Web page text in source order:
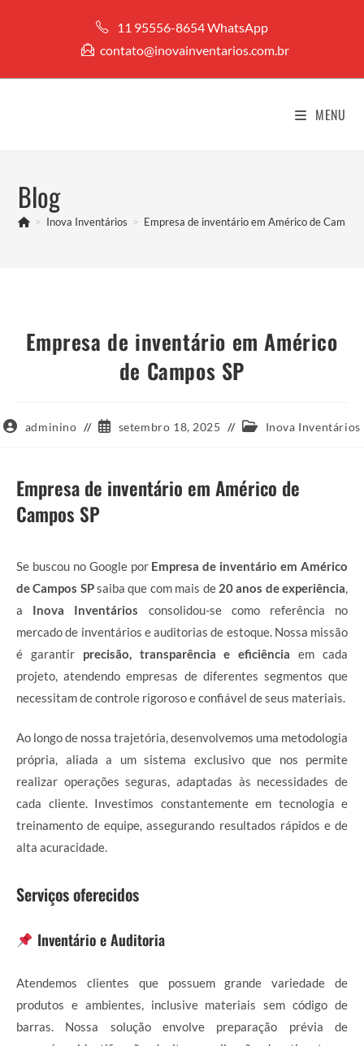
11 95556-8654 WhatsApp
contato@inovainventarios.com.br
MENU
Blog
> Inova Inventários > Empresa de inventário em Américo de Campos
Empresa de inventário em Américo
de Campos SP
Autoradminino
Postsetembro 18, 2025
Categoria
Inova Inventários
Empresa de inventário em Américo de
Campos SP
Se buscou no Google por Empresa de inventário em Américo
de Campos SPsaiba que com mais de 20 anos de experiência
a Inova Inventários consolidou-se como referência no
mercado de inventários e auditorias de estoque. Nossa missão
é garantir precisão, transparência e eficiência em cada
projeto, atendendo empresas de diferentes segmentos que
necessitam de controle rigoroso e confiável de seus materiais.
Ao longo de nossa trajetória, desenvolvemos uma metodologia
própria, aliada a um sistema exclusivo que nos permite
realizar operações seguras, adaptadas às necessidades de
cada cliente. Investimos constantemente em tecnologia e
treinamento de equipe, assegurando resultados rápidos e de
alta acuracidade.
Serviços oferecidos
Inventário e Auditoria
Atendemos clientes que possuem grande variedade de
produtos e ambientes, inclusive materiais sem código de
barras. Nossa solução envolve preparação prévia de